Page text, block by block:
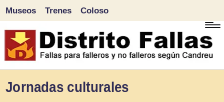
Saltar
al
Museos Trenes Coloso
Jornadas culturales